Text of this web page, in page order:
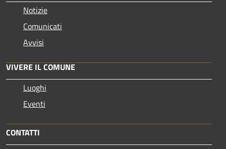
Notizie
Comunicati
Avvisi
VIVERE IL COMUNE
Luoghi
Eventi
CONTATTI